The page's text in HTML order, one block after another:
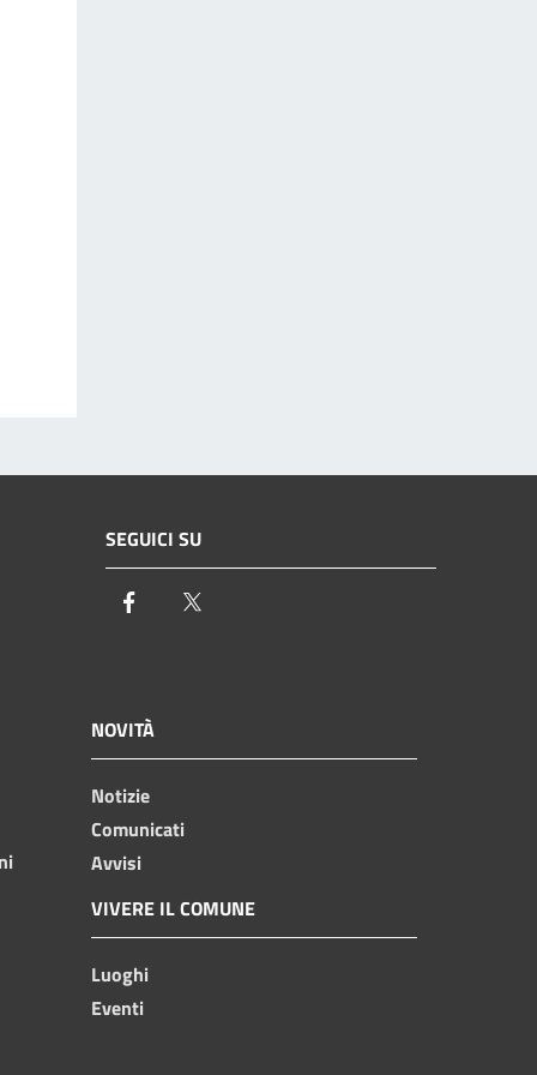
SEGUICI SU
Facebook
NOVITÀ
Notizie
Comunicati
Avvisi
VIVERE IL COMUNE
Luoghi
Eventi